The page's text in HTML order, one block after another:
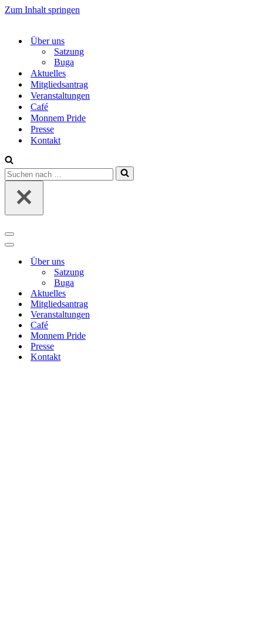
Zum Inhalt springen
Über uns
Satzung
Buga
Aktuelles
Mitgliedsantrag
Veranstaltungen
Café
Monnem Pride
Presse
Kontakt
Suchen
nach …
Navigations-
Menü
Navigations-
Über uns
Satzung
Buga
Aktuelles
Mitgliedsantrag
Veranstaltungen
Café
Monnem Pride
Presse
Kontakt